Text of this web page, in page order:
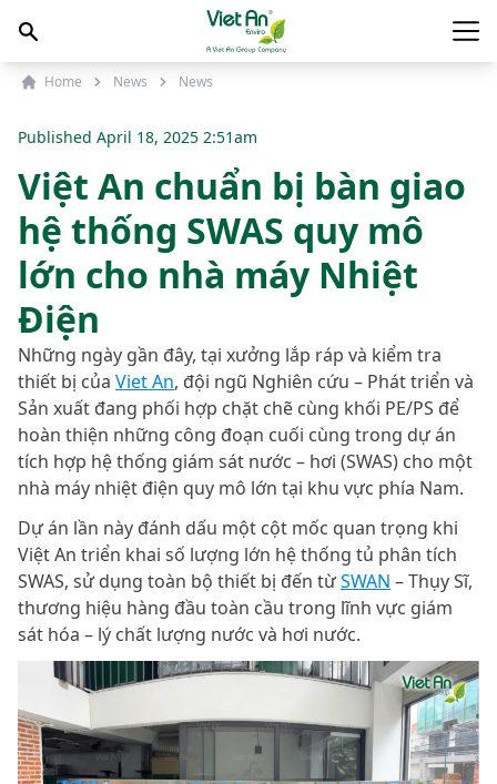
Main
Home News News
Published April 18, 2025 2:51am
Việt An chuẩn bị bàn giao
hệ thống SWAS quy mô
lớn cho nhà máy Nhiệt
Điện
Những ngày gần đây, tại xưởng lắp ráp và kiểm tra
thiết bị của Viet An, đội ngũ Nghiên cứu – Phát triển và
Sản xuất đang phối hợp chặt chẽ cùng khối PE/PS để
hoàn thiện những công đoạn cuối cùng trong dự án
tích hợp hệ thống giám sát nước – hơi (SWAS) cho một
nhà máy nhiệt điện quy mô lớn tại khu vực phía Nam.
Dự án lần này đánh dấu một cột mốc quan trọng khi
Việt An triển khai số lượng lớn hệ thống tủ phân tích
SWAS, sử dụng toàn bộ thiết bị đến từSWAN – Thụy Sĩ,
thương hiệu hàng đầu toàn cầu trong lĩnh vực giám
sát hóa – lý chất lượng nước và hơi nước.